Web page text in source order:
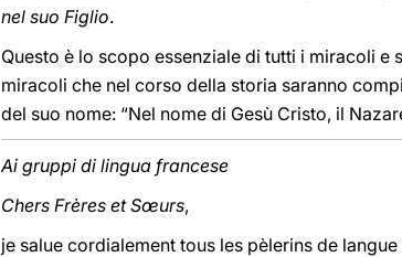
nel suo Figlio.
Questo è lo scopo essenziale di tutti i miracoli
miracoli che nel corso della storia saranno
del suo nome: “Nel nome di Gesù Cristo, il
Ai gruppi di lingua francese
Chers Frères et Sœurs,
je salue cordialement tous les pèlerins de